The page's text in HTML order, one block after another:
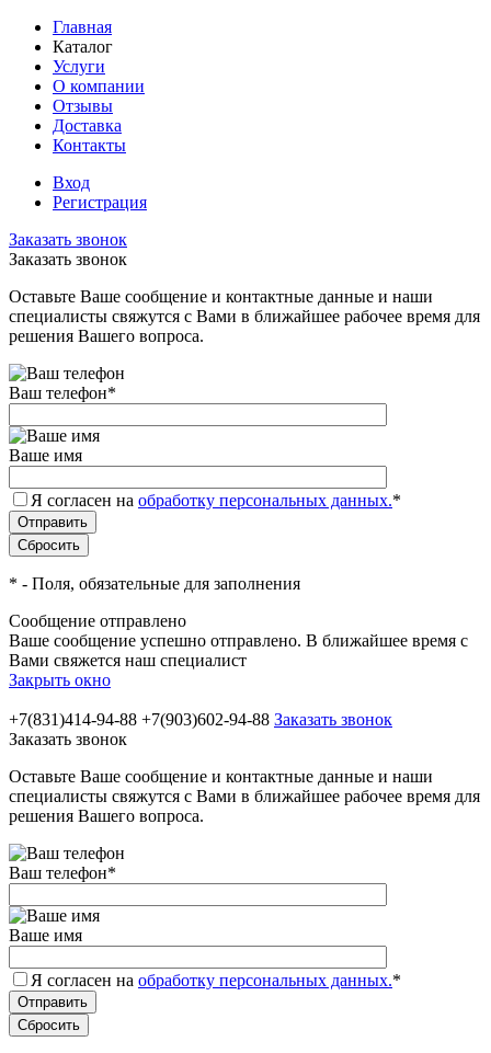
Главная
Каталог
Услуги
О компании
Отзывы
Доставка
Контакты
Вход
Регистрация
Заказать звонок
Заказать звонок
Оставьте Ваше сообщение и контактные данные и наши
специалисты свяжутся с Вами в ближайшее рабочее время для
решения Вашего вопроса.
Ваш телефон*
Ваше имя
Я согласен на обработку персональных данных.*
* - Поля, обязательные для заполнения
Сообщение отправлено
Ваше сообщение успешно отправлено. В ближайшее время с
Вами свяжется наш специалист
Закрыть окно
+7(831)414-94-88 +7(903)602-94-88 Заказать звонок
Заказать звонок
Оставьте Ваше сообщение и контактные данные и наши
специалисты свяжутся с Вами в ближайшее рабочее время для
решения Вашего вопроса.
Ваш телефон*
Ваше имя
Я согласен на обработку персональных данных.*